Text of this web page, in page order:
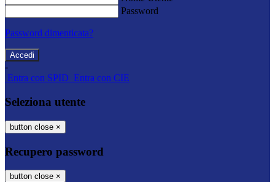
Password
Password dimenticata?
-
Entra con SPID Entra con CIE
Seleziona utente
button close ×
Recupero password
button close ×